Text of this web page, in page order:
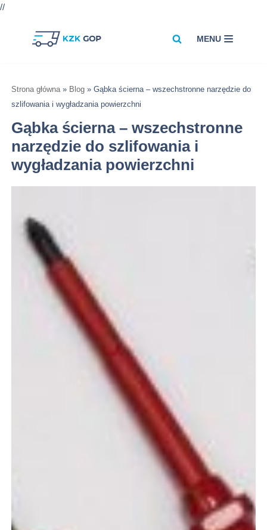
//
Przejdź
MENU
Strona główna » Blog » Gąbka ścierna – wszechstronne narzędzie do
szlifowania i wygładzania powierzchni
Gąbka ścierna – wszechstronne
narzędzie do szlifowania i
wygładzania powierzchni